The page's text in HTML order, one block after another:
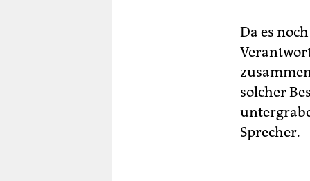
Da es
solcher
Sprecher.